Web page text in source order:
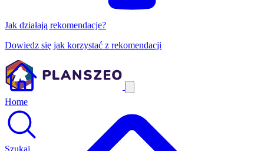
Jak działają rekomendacje?
Dowiedz się jak korzystać z rekomendacji
Home
Szukaj